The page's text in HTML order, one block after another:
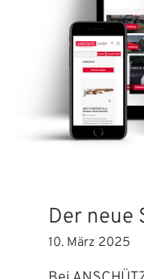
Der neue
10. März 2025